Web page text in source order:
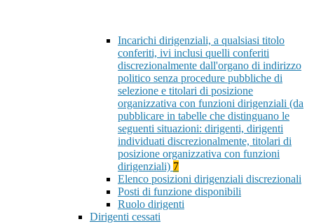
Incarichi dirigenziali, a qualsiasi titolo
conferiti, ivi inclusi quelli conferiti
discrezionalmente dall'organo di indirizzo
politico senza procedure pubbliche di
selezione e titolari di posizione
organizzativa con funzioni dirigenziali (da
pubblicare in tabelle che distinguano le
seguenti situazioni: dirigenti, dirigenti
individuati discrezionalmente, titolari di
posizione organizzativa con funzioni
dirigenziali) 7
Elenco posizioni dirigenziali discrezionali
Posti di funzione disponibili
Ruolo dirigenti
Dirigenti cessati